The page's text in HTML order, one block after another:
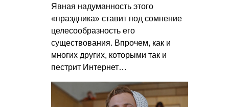
Явная надуманность этого
«праздника» ставит под сомнение
целесообразность его
существования. Впрочем, как и
многих других, которыми так и
пестрит Интернет…